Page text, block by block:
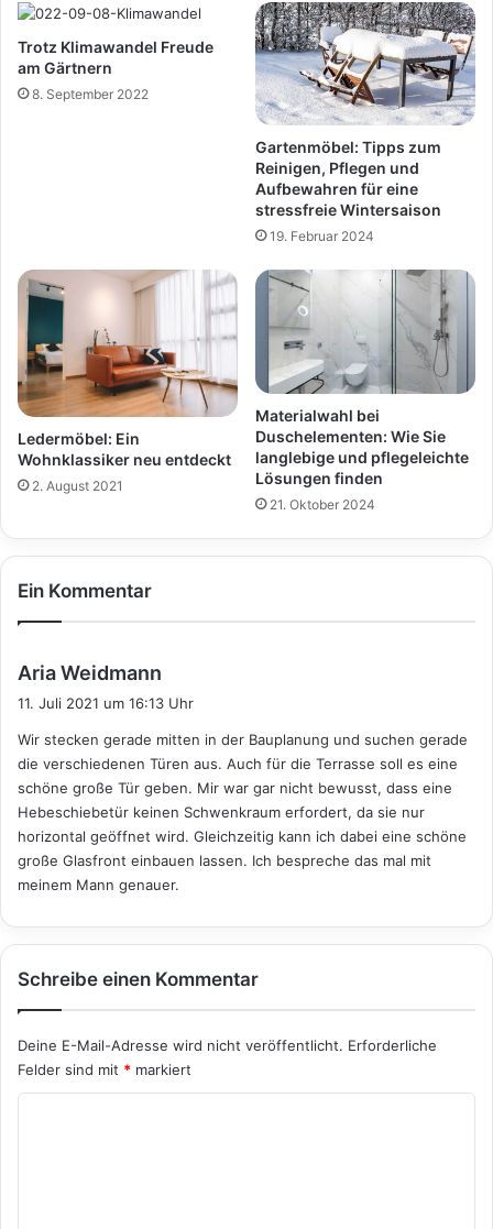
Trotz Klimawandel Freude
am Gärtnern
8. September 2022
Gartenmöbel: Tipps zum
Reinigen, Pflegen und
Aufbewahren für eine
stressfreie Wintersaison
19. Februar 2024
Ledermöbel: Ein
Wohnklassiker neu entdeckt
2. August 2021
Materialwahl bei
Duschelementen: Wie Sie
langlebige und pflegeleichte
Lösungen finden
21. Oktober 2024
Ein Kommentar
Aria Weidmann
t
:
11. Juli 2021 um 16:13 Uhr
Wir stecken gerade mitten in der Bauplanung und suchen gerade
die verschiedenen Türen aus. Auch für die Terrasse soll es eine
schöne große Tür geben. Mir war gar nicht bewusst, dass eine
Hebeschiebetür keinen Schwenkraum erfordert, da sie nur
horizontal geöffnet wird. Gleichzeitig kann ich dabei eine schöne
große Glasfront einbauen lassen. Ich bespreche das mal mit
meinem Mann genauer.
Schreibe einen Kommentar
Deine E-Mail-Adresse wird nicht veröffentlicht. Erforderliche
Felder sind mit * markiert